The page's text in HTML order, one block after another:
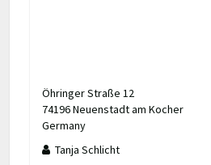
Öhringer Straße 12
74196 Neuenstadt am Kocher
Germany
Tanja Schlicht